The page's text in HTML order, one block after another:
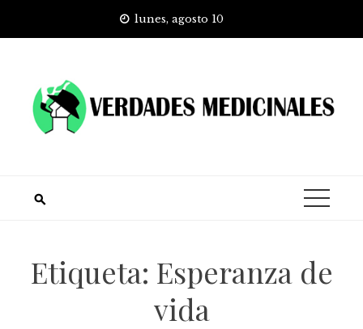
lunes, agosto 10
Etiqueta: Esperanza de
vida